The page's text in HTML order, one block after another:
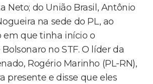
Neto; do União Brasil, Antônio
na sede do PL, ao
que tinha início o
no STF. O líder da
Rogério Marinho (PL-RN),
presente e disse que eles